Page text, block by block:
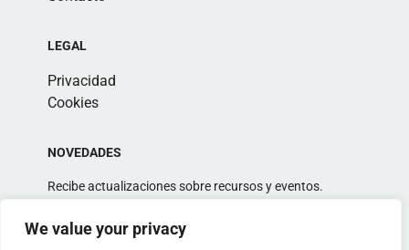
We value your privacy
LEGAL
Privacidad
Cookies
NOVEDADES
Recibe actualizaciones sobre recursos y eventos.